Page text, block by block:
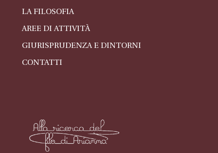
LA FILOSOFIA
AREE DI ATTIVITÀ
GIURISPRUDENZA E DINTORNI
CONTATTI